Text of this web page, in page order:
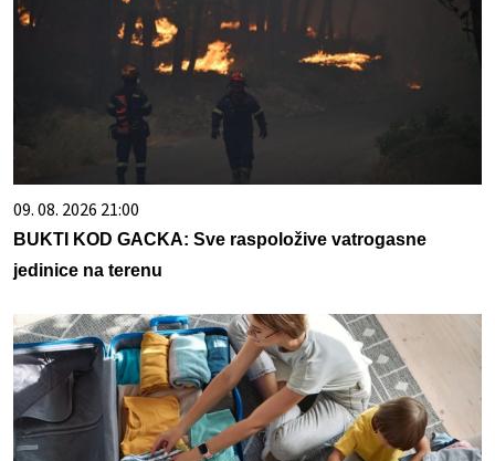
09. 08. 2026 21:00
BUKTI KOD GACKA: Sve raspoložive vatrogasne
jedinice na terenu